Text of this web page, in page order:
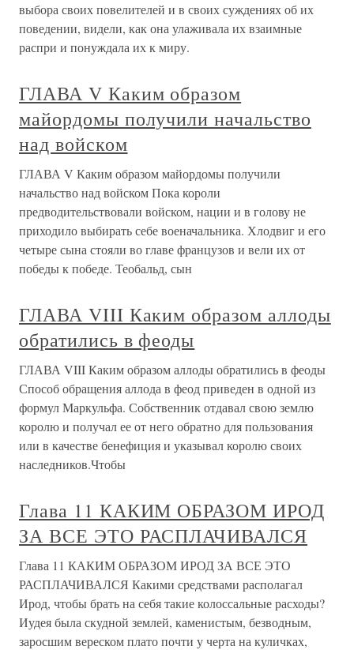
выбора своих повелителей и в своих суждениях об их
поведении, видели, как она улаживала их взаимные
распри и понуждала их к миру.
ГЛАВА V Каким образом
майордомы получили начальство
над войском
ГЛАВА V Каким образом майордомы получили
начальство над войском Пока короли
предводительствовали войском, нации и в голову не
приходило выбирать себе военачальника. Хлодвиг и его
четыре сына стояли во главе французов и вели их от
победы к победе. Теобальд, сын
ГЛАВА VIII Каким образом аллоды
обратились в феоды
ГЛАВА VIII Каким образом аллоды обратились в феоды
Способ обращения аллода в феод приведен в одной из
формул Маркульфа. Собственник отдавал свою землю
королю и получал ее от него обратно для пользования
или в качестве бенефиция и указывал королю своих
наследников.Чтобы
Глава 11 КАКИМ ОБРАЗОМ ИРОД
ЗА ВСЕ ЭТО РАСПЛАЧИВАЛСЯ
Глава 11 КАКИМ ОБРАЗОМ ИРОД ЗА ВСЕ ЭТО
РАСПЛАЧИВАЛСЯ Какими средствами располагал
Ирод, чтобы брать на себя такие колоссальные расходы?
Иудея была скудной землей, каменистым, безводным,
заросшим вереском плато почти у черта на куличках,